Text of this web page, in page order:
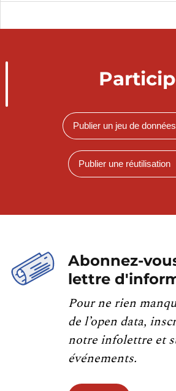
Publier un jeu de données
Publier une réutilisation
Abonnez-
lettre
Pour ne rien
de l’open data,
notre infolettre et
événements.